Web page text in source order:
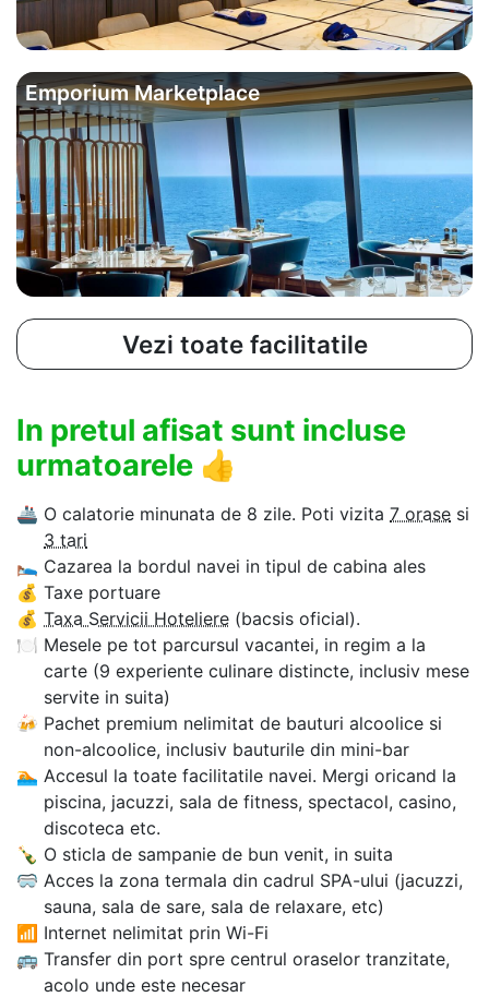
Emporium Marketplace
Vezi toate facilitatile
In pretul afisat sunt incluse
urmatoarele 👍
🚢 O calatorie minunata de 8 zile. Poti vizita 7 orase si
3 tari
🛌 Cazarea la bordul navei in tipul de cabina ales
💰 Taxe portuare
💰 Taxa Servicii Hoteliere (bacsis oficial).
🍽 Mesele pe tot parcursul vacantei, in regim a la
carte (9 experiente culinare distincte, inclusiv mese
servite in suita)
🍻 Pachet premium nelimitat de bauturi alcoolice si
non-alcoolice, inclusiv bauturile din mini-bar
🏊‍ Accesul la toate facilitatile navei. Mergi oricand la
piscina, jacuzzi, sala de fitness, spectacol, casino,
discoteca etc.
🍾 O sticla de sampanie de bun venit, in suita
🥽 Acces la zona termala din cadrul SPA-ului (jacuzzi,
sauna, sala de sare, sala de relaxare, etc)
📶 Internet nelimitat prin Wi-Fi
🚌 Transfer din port spre centrul oraselor tranzitate,
acolo unde este necesar